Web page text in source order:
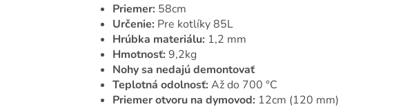
Priemer: 58cm
Určenie: Pre kotlíky 85L
Hrúbka materiálu: 1,2 mm
Hmotnosť: 9,2kg
Nohy sa nedajú demontovať
Teplotná odolnosť: Až do 700 °C
Priemer otvoru na dymovod: 12cm (120 mm)